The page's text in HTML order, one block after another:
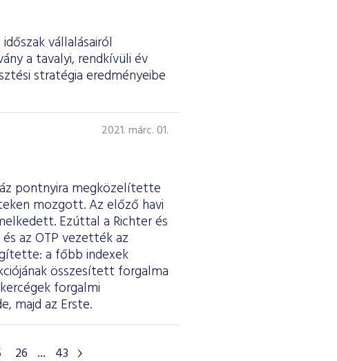
vállalásairól
a tavalyi, rendkívüli év
stratégia eredményeibe
2021. márc. 01.
pontnyira megközelítette
mozgott. Az előző havi
Ezúttal a Richter és
az OTP vezették az
a főbb indexek
összesített forgalma
forgalmi
majd az Erste.
26 ... 43